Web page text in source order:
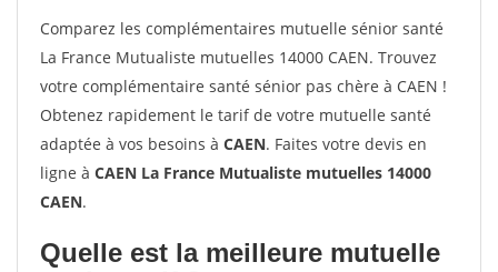
Comparez les complémentaires mutuelle sénior santé
La France Mutualiste mutuelles 14000 CAEN. Trouvez
votre complémentaire santé sénior pas chère à CAEN !
Obtenez rapidement le tarif de votre mutuelle santé
adaptée à vos besoins à CAEN. Faites votre devis en
ligne à CAEN La France Mutualiste mutuelles 14000
CAEN.
Quelle est la meilleure mutuelle